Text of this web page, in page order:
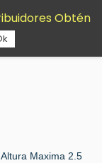
Maxima 2.5
Obtén